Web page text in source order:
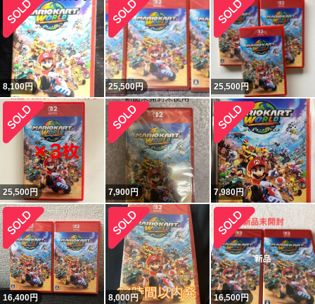
8,100円 25,500円 25,500円
25,500円 7,900円 7,980円
16,400円 8,000円 16,500円